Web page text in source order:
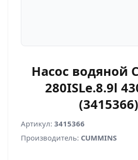
Насос водяной
280ISLe.8.9l
(3415366)
Артикул: 3415366
Производитель: CUMMINS